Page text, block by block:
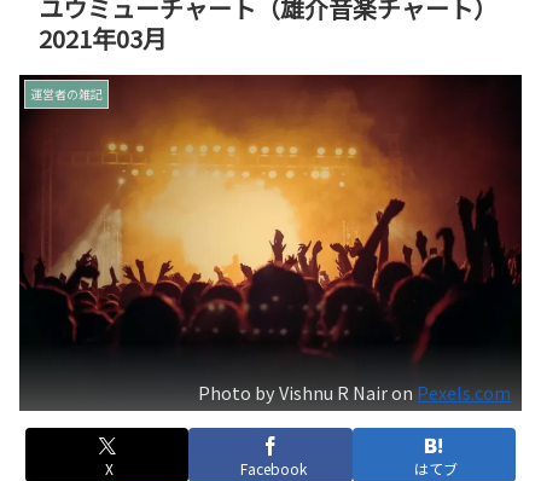
ユウミューチャート（雄介音楽チャート）
2021年03月
運営者の雑記
Photo by Vishnu R Nair onPexels.com
X Facebook はてブ